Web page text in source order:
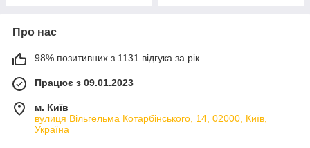
Про нас
98% позитивних з 1131 відгука за рік
Працює з 09.01.2023
м. Київ
вулиця Вільгельма Котарбінського, 14, 02000, Київ,
Україна